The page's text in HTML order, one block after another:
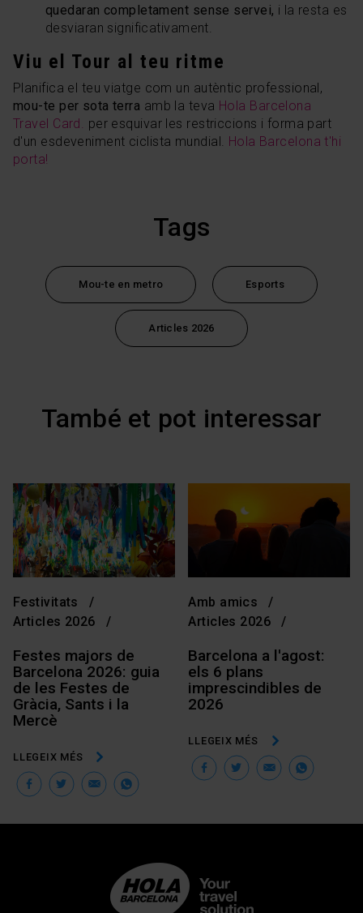
quedaran completament sense servei, i la resta es
desviaran significativament.
Viu el Tour al teu ritme
Planifica el teu viatge com un autèntic professional,
mou-te per sota terra amb la teva Hola Barcelona
Travel Card. per esquivar les restriccions i forma part
d'un esdeveniment ciclista mundial. Hola Barcelona t'hi
porta!
Tags
Mou-te en metro Esports
Articles 2026
També et pot interessar
Festivitats
Articles 2026
Festes majors de
Barcelona 2026: guia
de les Festes de
Gràcia, Sants i la
Mercè
LLEGEIX MÉS
Facebook
Twitter
EmailWhatsApp
Amb amics
Articles 2026
Barcelona a l'agost:
els 6 plans
imprescindibles de
2026
LLEGEIX MÉS
Facebook
Twitter
Email